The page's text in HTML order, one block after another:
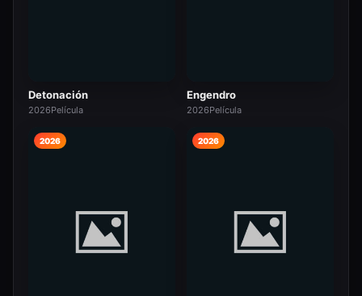
Detonación
2026Película
Engendro
2026Película
2026 2026